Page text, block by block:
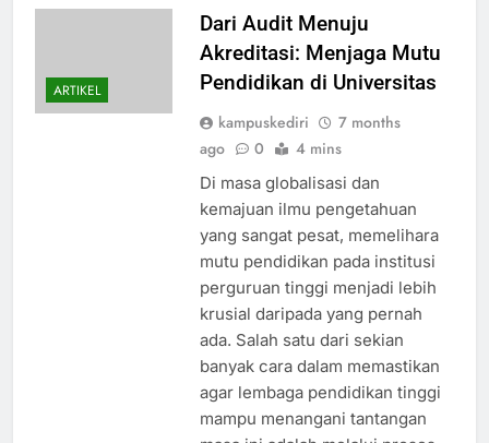
ARTIKEL
Dari Audit Menuju
Akreditasi: Menjaga Mutu
Pendidikan di Universitas
kampuskediri
7 months
ago
0 4 mins
Di masa globalisasi dan
kemajuan ilmu pengetahuan
yang sangat pesat, memelihara
mutu pendidikan pada institusi
perguruan tinggi menjadi lebih
krusial daripada yang pernah
ada. Salah satu dari sekian
banyak cara dalam memastikan
agar lembaga pendidikan tinggi
mampu menangani tantangan